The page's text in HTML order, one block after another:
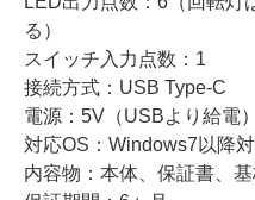
る）
スイッチ入力点数：1
接続方式：USB Type-C
電源：5V（USBより給電）
対応OS：Windows7以降
内容物：本体、保証書、